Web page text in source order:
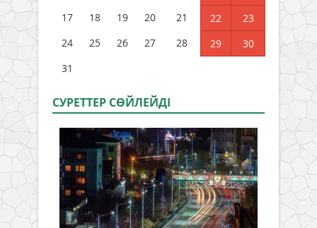
17
18 19 20 21 22
23
24
25 26 27 28 29
30
31
СУРЕТТЕР СӨЙЛЕЙДI